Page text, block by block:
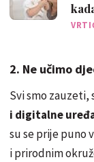
2. Ne učimo
Svi smo zauzeti,
i digitalne
su se prije puno
i prirodnim